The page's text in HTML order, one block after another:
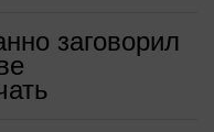
заговорил